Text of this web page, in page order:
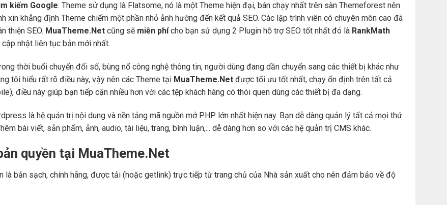
kiếm Google: Theme sử dụng là Flatsome, nó là một Theme hiện đại, bán chạy nhất trên sàn Themeforest nên
xin khẳng định Theme chiếm một phần nhỏ ảnh hướng đến kết quả SEO. Các lập trình viên có chuyên môn cao đã
thiện SEO. MuaTheme.Net cũng sẽ miễn phícho bạn sử dụng 2 Plugin hỗ trợ SEO tốt nhất đó là RankMath
nhật liên tục bản mới nhất.
thời buổi chuyển đổi số, bùng nổ công nghệ thông tin, người dùng đang dần chuyển sang các thiết bị khác như
tôi hiểu rất rõ điều này, vậy nên các Theme tại MuaTheme.Net được tối ưu tốt nhất, chạy ổn định trên tất cả
điều này giúp bạn tiếp cận nhiều hơn với các tệp khách hàng có thói quen dùng các thiết bị đa dạng.
là hệ quản trị nội dung và nền tảng mã nguồn mở PHP lớn nhất hiện nay. Bạn dễ dàng quản lý tất cả mọi thứ
bài viết, sản phẩm, ảnh, audio, tài liệu, trang, bình luận,... dễ dàng hơn so với các hệ quản trị CMS khác.
quyền tại MuaTheme.Net
là bản sạch, chính hãng, được tải (hoặc getlink) trực tiếp từ trang chủ của Nhà sản xuất cho nên đảm bảo về độ